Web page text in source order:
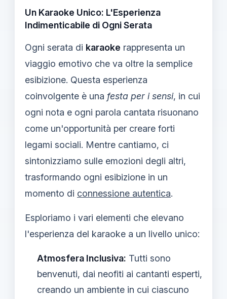
Un Karaoke Unico: L'Esperienza
Indimenticabile di Ogni Serata
Ogni serata di karaoke rappresenta un
viaggio emotivo che va oltre la semplice
esibizione. Questa esperienza
coinvolgente è una festa per i sensi, in cui
ogni nota e ogni parola cantata risuonano
come un'opportunità per creare forti
legami sociali. Mentre cantiamo, ci
sintonizziamo sulle emozioni degli altri,
trasformando ogni esibizione in un
momento di connessione autentica.
Esploriamo i vari elementi che elevano
l'esperienza del karaoke a un livello unico:
Atmosfera Inclusiva: Tutti sono
benvenuti, dai neofiti ai cantanti esperti,
creando un ambiente in cui ciascuno